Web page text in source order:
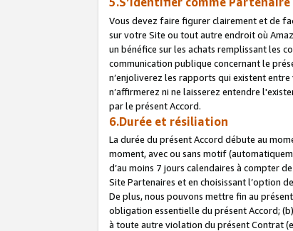
Vous devez faire figurer clairement et de
sur votre Site ou tout autre endroit où
un bénéfice sur les achats remplissant les
communication publique concernant le
n’enjoliverez les rapports qui existent
n’affirmerez ni ne laisserez entendre
par le présent Accord.
6.Durée et résiliation
La durée du présent Accord débute au
moment, avec ou sans motif
d’au moins 7 jours calendaires à compter
Site Partenaires et en choisissant l’option
De plus, nous pouvons mettre fin au
obligation essentielle du présent Accord;
à toute autre violation du présent Contrat